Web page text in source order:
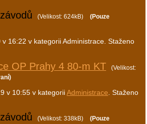
(Velikost: 624kB)
(Pouze
v 16:22 v kategorii Administrace. Staženo
OP Prahy 4 80-m KT
(Velikost:
v 10:55 v kategoriiAdministrace . Staženo
(Velikost: 338kB)
(Pouze